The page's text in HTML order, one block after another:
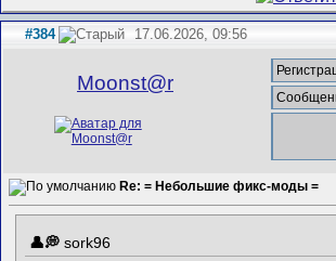
#384 17.06.2026, 09:56
Mооnst@r
Re: = Небольшие фикс-моды =
sork96